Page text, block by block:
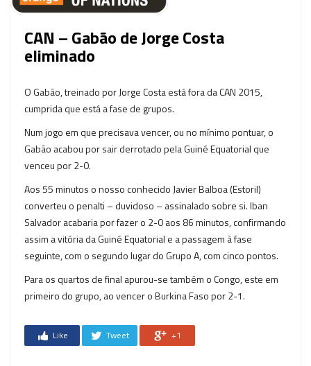
CAN – Gabão de Jorge Costa
eliminado
O Gabão, treinado por Jorge Costa está fora da CAN 2015,
cumprida que está a fase de grupos.
Num jogo em que precisava vencer, ou no mínimo pontuar, o
Gabão acabou por sair derrotado pela Guiné Equatorial que
venceu por 2-0.
Aos 55 minutos o nosso conhecido Javier Balboa (Estoril)
converteu o penalti – duvidoso – assinalado sobre si. Iban
Salvador acabaria por fazer o 2-0 aos 86 minutos, confirmando
assim a vitória da Guiné Equatorial e a passagem à fase
seguinte, com o segundo lugar do Grupo A, com cinco pontos.
Para os quartos de final apurou-se também o Congo, este em
primeiro do grupo, ao vencer o Burkina Faso por 2-1.
Like Tweet +1